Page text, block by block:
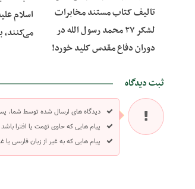
تالیف کتاب مستند مخابرات
لشکر ۲۷ محمد رسول الله در
دوران دفاع مقدس کلید خورد!
اسلام
می‌کنند،
ثبت دیدگاه
دیدگاه های ارسال شده توسط شما،
پیام هایی که حاوی تهمت یا افترا
پیام هایی که به غیر از زبان فارسی